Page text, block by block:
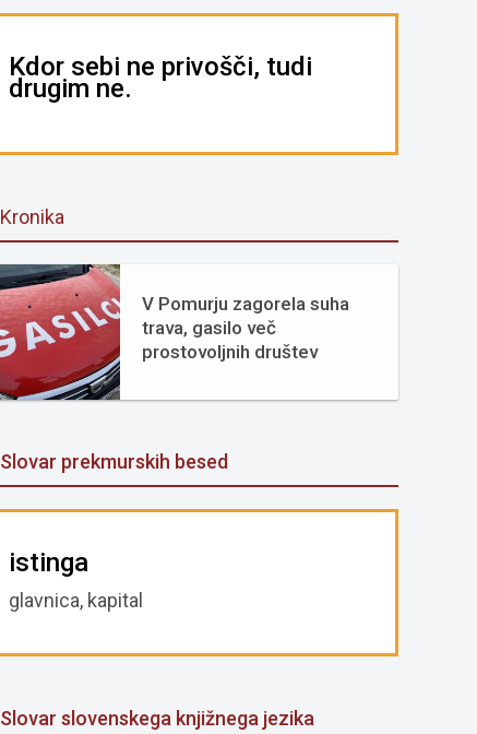
Kdor sebi ne privošči, tudi
drugim ne.
Kronika
V Pomurju zagorela suha
trava, gasilo več
prostovoljnih društev
Slovar prekmurskih besed
istinga
glavnica, kapital
Slovar slovenskega knjižnega jezika